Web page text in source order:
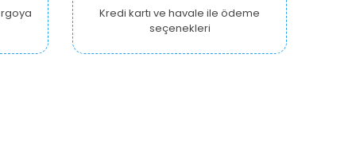
Kredi kartı ve havale ile ödeme
seçenekleri